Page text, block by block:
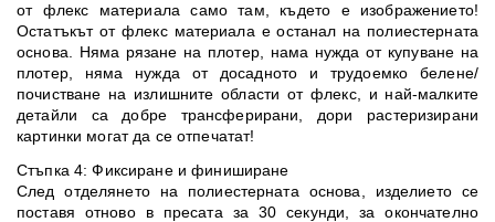
от флекс материала само там, където е изображението!
Остатъкът от флекс материала е останал на полиестерната
основа. Няма рязане на плотер, нама нужда от купуване на
плотер, няма нужда от досадното и трудоемко белене/
почистване на излишните области от флекс, и най-малките
детайли са добре трансферирани, дори растеризирани
картинки могат да се отпечатат!
Стъпка 4: Фиксиране и финиширане
След отделянето на полиестерната основа, изделието се
поставя отново в пресата за 30 секунди, за окончателно